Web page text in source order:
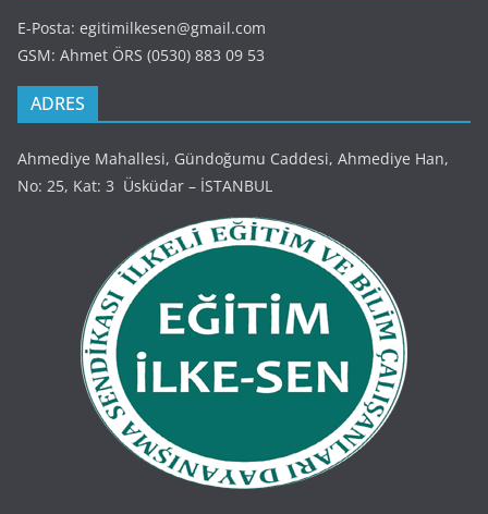
E-Posta: egitimilkesen@gmail.com
GSM: Ahmet ÖRS (0530) 883 09 53
ADRES
Ahmediye Mahallesi, Gündoğumu Caddesi, Ahmediye Han,
No: 25, Kat: 3 Üsküdar – İSTANBUL